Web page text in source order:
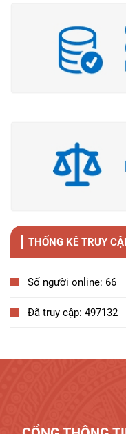
THỐNG KÊ TRUY
Số người online: 66
Đã truy cập: 497132